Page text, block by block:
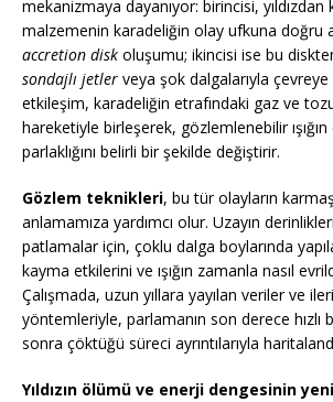
mekanizmaya dayanıyor: birincisi, yıldızdan
malzemenin karadeliğin olay ufkuna doğru
accretion disk oluşumu; ikincisi ise bu
sondajlı jetler veya şok dalgalarıyla
etkileşim, karadeliğin etrafındaki gaz ve
hareketiyle birleşerek, gözlemlenebilir ışığın
parlaklığını belirli bir şekilde değiştirir.
Gözlem teknikleri, bu tür olayların
anlamamıza yardımcı olur. Uzayın
patlamalar için, çoklu dalga boylarında
kayma etkilerini ve ışığın zamanla nasıl
Çalışmada, uzun yıllara yayılan veriler ve
yöntemleriyle, parlamanın son derece hızlı
sonra çöktüğü süreci ayrıntılarıyla
Yıldızın ölümü ve enerji dengesinin